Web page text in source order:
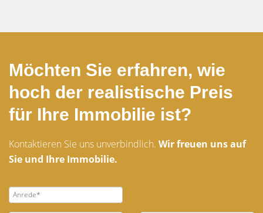
Möchten Sie erfahren, wie
hoch der realistische Preis
für Ihre Immobilie ist?
Kontaktieren Sie uns unverbindlich. Wir freuen uns auf
Sie und Ihre Immobilie.